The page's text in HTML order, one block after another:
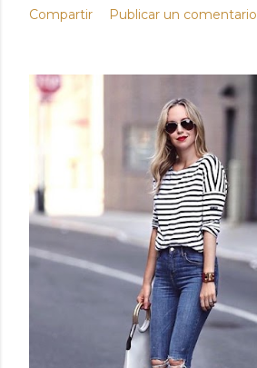
Compartir Publicar un comentario